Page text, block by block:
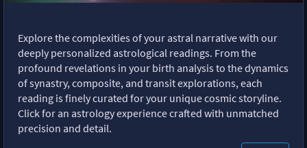
Explore the complexities of your astral narrative with our
deeply personalized astrological readings. From the
profound revelations in your birth analysis to the dynamics
of synastry, composite, and transit explorations, each
reading is finely curated for your unique cosmic storyline.
Click for an astrology experience crafted with unmatched
precision and detail.